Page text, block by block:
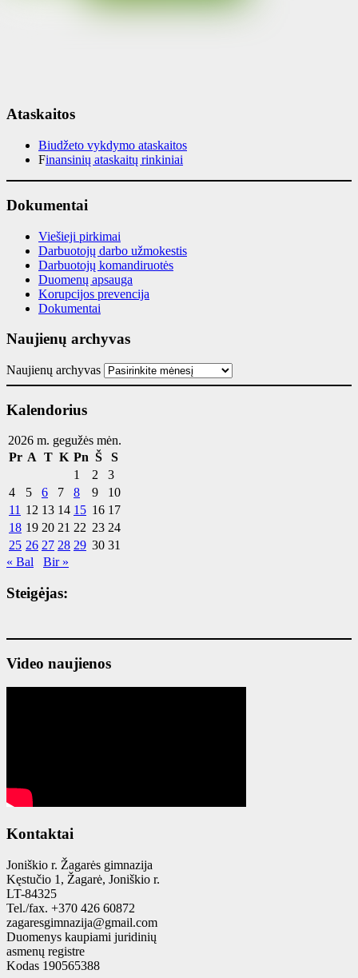
Ataskaitos
Biudžeto vykdymo ataskaitos
Finansinių ataskaitų rinkiniai
Dokumentai
Viešieji pirkimai
Darbuotojų darbo užmokestis
Darbuotojų komandiruotės
Duomenų apsauga
Korupcijos prevencija
Dokumentai
Naujienų archyvas
Naujienų archyvas
Kalendorius
2026 m. gegužės mėn.
Pr A T K Pn Š
S
1
2
3
4
5 6 7 8 9
10
11 12 13 14 15 16 17
18 19 20 21 22 23 24
25 26 27 28 29 30 31
« Bal
Bir »
Steigėjas:
Video naujienos
Kontaktai
Joniškio r. Žagarės gimnazija
Kęstučio 1, Žagarė, Joniškio r.
LT-84325
Tel./fax. +370 426 60872
zagaresgimnazija@gmail.com
Duomenys kaupiami juridinių
asmenų registre
Kodas 190565388